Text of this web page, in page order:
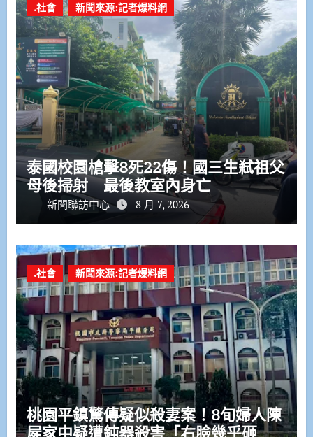
.社會 新聞來源:記者爆料網
泰國校園槍擊8死22傷！國三生弒祖父
母後掃射 最後教室內身亡
新聞聯訪中心 8 月 7, 2026
.社會 新聞來源:記者爆料網
桃園平鎮驚傳疑似殺妻案！8旬婦人陳
屍家中疑遭鈍器殺害「右臉幾乎砸